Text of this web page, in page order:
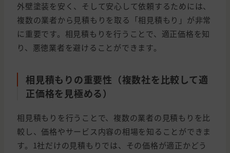
外壁塗装を安く、そして安心して依頼するためには、
複数の業者から見積もりを取る「相見積もり」が非常
に重要です。相見積もりを行うことで、適正価格を知
り、悪徳業者を避けることができます。
相見積もりの重要性（複数社を比較して適
正価格を見極める）
相見積もりを行うことで、複数の業者の見積もりを比
較し、価格やサービス内容の相場を知ることができま
す。1社だけの見積もりでは、その価格が適正かどう